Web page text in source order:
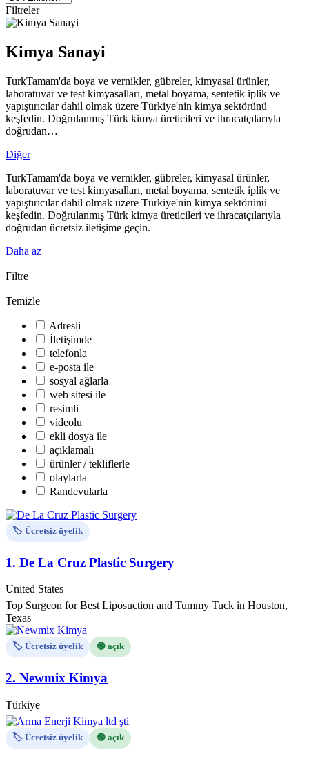
Filtreler
Kimya Sanayi
TurkTamam'da boya ve vernikler, gübreler, kimyasal ürünler,
laboratuvar ve test kimyasalları, metal boyama, sentetik iplik ve
yapıştırıcılar dahil olmak üzere Türkiye'nin kimya sektörünü
keşfedin. Doğrulanmış Türk kimya üreticileri ve ihracatçılarıyla
doğrudan…
Diğer
TurkTamam'da boya ve vernikler, gübreler, kimyasal ürünler,
laboratuvar ve test kimyasalları, metal boyama, sentetik iplik ve
yapıştırıcılar dahil olmak üzere Türkiye'nin kimya sektörünü
keşfedin. Doğrulanmış Türk kimya üreticileri ve ihracatçılarıyla
doğrudan ücretsiz iletişime geçin.
Daha az
Filtre
Temizle
Adresli
İletişimde
telefonla
e-posta ile
sosyal ağlarla
web sitesi ile
resimli
videolu
ekli dosya ile
açıklamalı
ürünler / tekliflerle
olaylarla
Randevularla
🏷️ Ücretsiz üyelik
1. De La Cruz Plastic Surgery
United States
Top Surgeon for Best Liposuction and Tummy Tuck in Houston,
Texas
🏷️ Ücretsiz üyelik 🟢 açık
2. Newmix Kimya
Türkiye
🏷️ Ücretsiz üyelik 🟢 açık